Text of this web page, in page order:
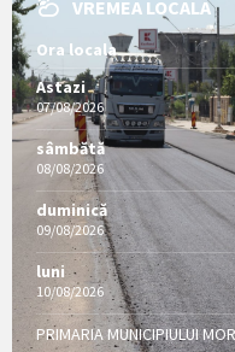
VREMEA LOCALA
Ora locala
Astazi
07/08/2026
sâmbătă
08/08/2026
duminică
09/08/2026
luni
10/08/2026
PRIMARIA MUNICIPIULUI